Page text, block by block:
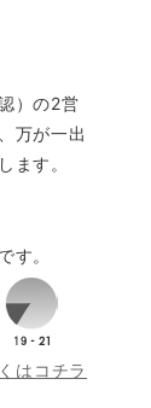
）の2営
万が一出
ます。
す。
はコチラ